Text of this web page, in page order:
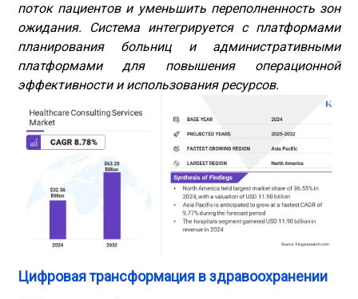
поток пациентов и уменьшить переполненность зон
ожидания. Система интегрируется с платформами
планирования больниц и административными
платформами для повышения операционной
эффективности и использования ресурсов.
Цифровая трансформация в здравоохранении